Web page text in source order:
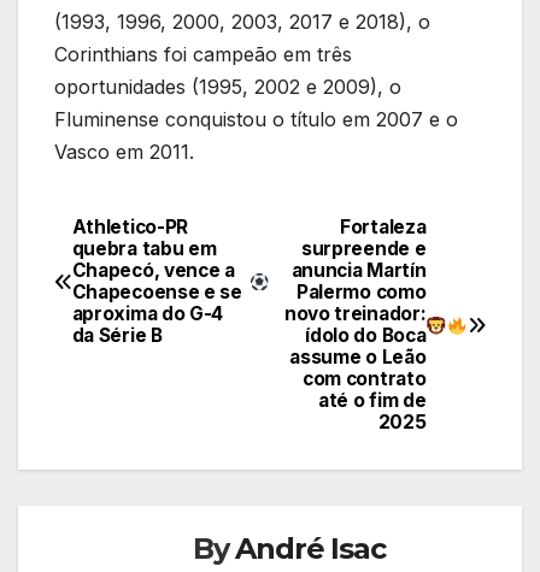
(1993, 1996, 2000, 2003, 2017 e 2018), o
Corinthians foi campeão em três
oportunidades (1995, 2002 e 2009), o
Fluminense conquistou o título em 2007 e o
Vasco em 2011.
Navegação
de
Post
Fortaleza
surpreende e
anuncia Martín
Palermo como
novo treinador:
ídolo do Boca
assume o Leão
com contrato
até o fim de
2025
Athletico-PR
quebra tabu em
Chapecó, vence a
Chapecoense e se
aproxima do G-4
da Série B
ByAndré Isac